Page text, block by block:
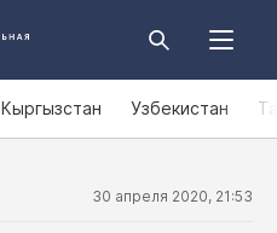
Кыргызстан Узбекистан
30 апреля 2020, 21:53